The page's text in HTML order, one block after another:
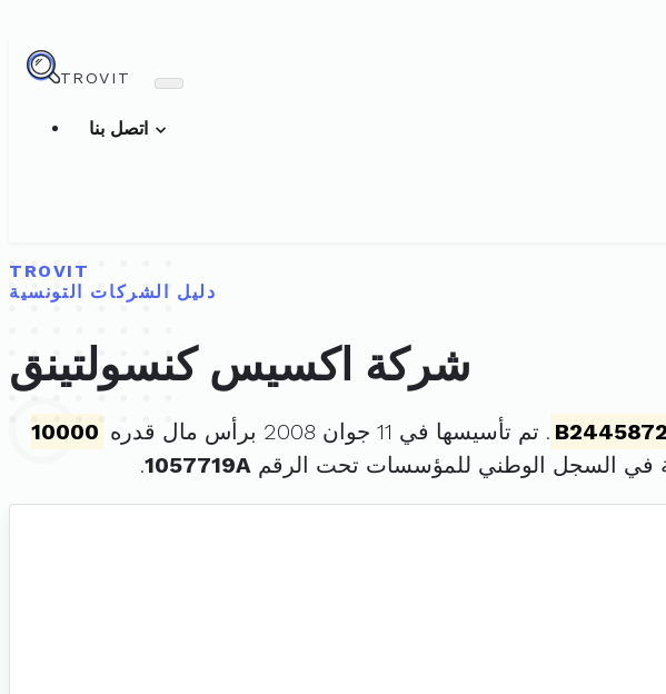
TROVIT
TROVIT
دليل الشركات التونسية
شركة اكسيس كنسولتينق
. تم تأسيسها في 11 جوان 2008 برأس مال قدره
10000
في السجل الوطني للمؤسسات تحت الرقم 1057719A
.